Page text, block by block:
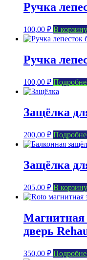
Ручка
100,00 ₽ В корзину
Ручка
100,00 ₽
Защёлка
200,00 ₽
Защёлка
205,00 ₽ В корзину
Магнитная
дверь
350,00 ₽